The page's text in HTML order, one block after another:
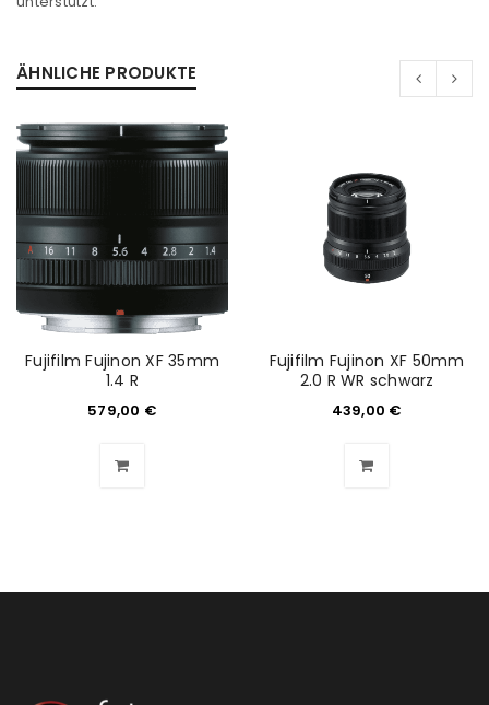
WP Captcha
Angemeldet bleiben
ANMELDEN
PASSWORT VERGESSEN?
REGISTRIEREN
E-Mail-Adresse
NEWSLETTER ABONNIEREN
ÄHNLICHE PRODUKTE
Fujifilm Fujinon XF 35mm
1.4 R
579,00 €
Fujifilm Fujinon XF 50mm
2.0 R WR schwarz
439,00 €